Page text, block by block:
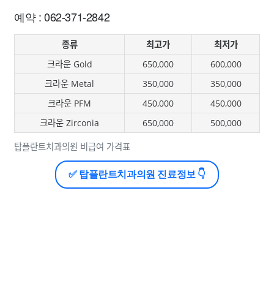
예약 : 062-371-2842
탑플란트치과의원 비급여 가격표
종류 최고가
최저가
크라운 Gold
650,000
600,000
크라운 Metal
350,000
350,000
크라운 PFM
450,000
450,000
크라운 Zirconia
650,000 500,000
✅ 탑플란트치과의원 진료정보 👇